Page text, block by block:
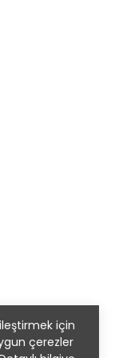
için
çerezler